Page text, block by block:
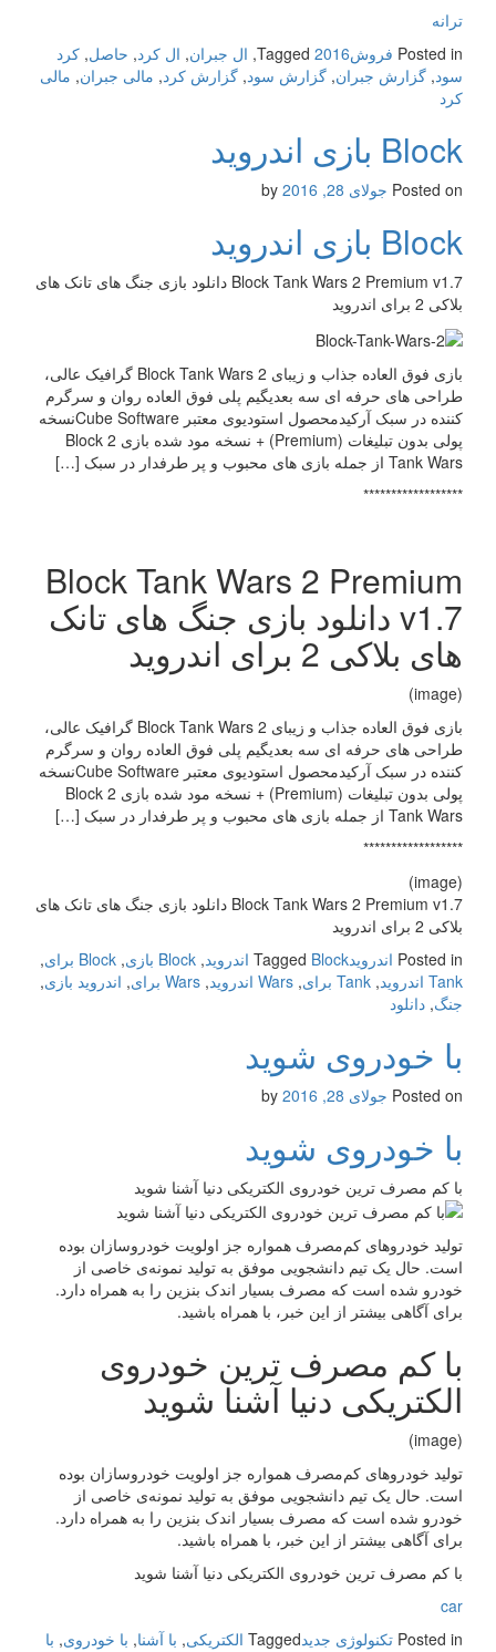
ترانه
Posted in فروش Tagged 2016
, ال جبران, ال کرد, حاصل, کرد
سود, گزارش جبران, گزارش سود, گزارش کرد, مالی جبران, مالی
کرد
Block بازی اندروید
Posted on جولای 28, 2016
Block بازی اندروید
Block Tank Wars 2 Premium v1.7 دانلود بازی جنگ های تانک های
بلاکی 2 برای اندروید
بازی فوق العاده جذاب و زیبای Block Tank Wars 2 گرافیک عالی،
طراحی های حرفه ای سه بعدیگیم پلی فوق العاده روان و سرگرم
کننده در سبک آرکیدمحصول استودیوی معتبر Cube Softwareنسخه
پولی بدون تبلیغات (Premium) + نسخه مود شده بازی 2 Block
Tank Wars از جمله بازی های محبوب و پر طرفدار در سبک […]
******************
Block Tank Wars 2 Premium
v1.7 دانلود بازی جنگ های تانک
های بلاکی 2 برای اندروید
(image)
بازی فوق العاده جذاب و زیبای Block Tank Wars 2 گرافیک عالی،
طراحی های حرفه ای سه بعدیگیم پلی فوق العاده روان و سرگرم
کننده در سبک آرکیدمحصول استودیوی معتبر Cube Softwareنسخه
پولی بدون تبلیغات (Premium) + نسخه مود شده بازی 2 Block
Tank Wars از جمله بازی های محبوب و پر طرفدار در سبک […]
******************
(image)
Block Tank Wars 2 Premium v1.7 دانلود بازی جنگ های تانک های
بلاکی 2 برای اندروید
Posted in اندروید Tagged Block اندروید , Block بازی , Block برای
,
Tank اندروید
, Tank برای , Wars اندروید , Wars برای , اندروید بازی,
جنگ, دانلود
با خودروی شوید
Posted on جولای 28, 2016
با خودروی شوید
با کم مصرف ترین خودروی الکتریکی دنیا آشنا شوید
تولید خودروهای کم‌مصرف همواره جز اولویت خودروسازان بوده
است. حال یک تیم دانشجویی موفق به تولید نمونه‌ی خاصی از
خودرو شده است که مصرف بسیار اندک بنزین را به همراه دارد.
برای آگاهی بیشتر از این خبر، با همراه باشید.
با کم مصرف ترین خودروی
الکتریکی دنیا آشنا شوید
(image)
تولید خودروهای کم‌مصرف همواره جز اولویت خودروسازان بوده
است. حال یک تیم دانشجویی موفق به تولید نمونه‌ی خاصی از
خودرو شده است که مصرف بسیار اندک بنزین را به همراه دارد.
برای آگاهی بیشتر از این خبر، با همراه باشید.
با کم مصرف ترین خودروی الکتریکی دنیا آشنا شوید
car
Posted in تکنولوژی جدیدTagged الکتریکی, با آشنا, با خودروی, با